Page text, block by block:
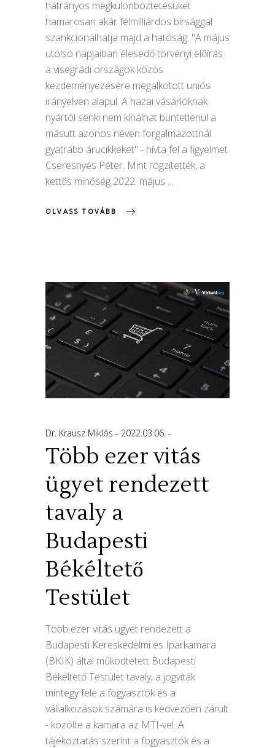
hátrányos megkülönböztetésüket
hamarosan akár félmilliárdos bírsággal
szankcionálhatja majd a hatóság. "A május
utolsó napjaiban élesedő törvényi előírás
a visegrádi országok közös
kezdeményezésére megalkotott uniós
irányelven alapul. A hazai vásárlóknak
nyártól senki nem kínálhat büntetlenül a
másutt azonos néven forgalmazottnál
gyatrább árucikkeket" - hívta fel a figyelmet
Cseresnyés Péter. Mint rögzítették, a
kettős minőség 2022. május
OLVASS TOVÁBB
Dr. Krausz Miklós 2022.03.06.
Több ezer vitás
ügyet rendezett
tavaly a
Budapesti
Békéltető
Testület
Több ezer vitás ügyet rendezett a
Budapesti Kereskedelmi és Iparkamara
(BKIK) által működtetett Budapesti
Békéltető Testület tavaly, a jogviták
mintegy fele a fogyasztók és a
vállalkozások számára is kedvezően zárult
- közölte a kamara az MTI-vel. A
tájékoztatás szerint a fogyasztók és a